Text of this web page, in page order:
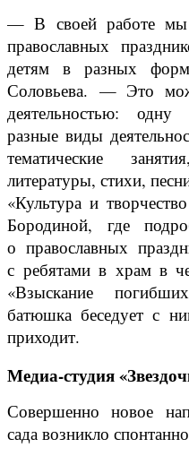
— В своей работе мы
православных
детям в разных
Соловьева. — Это
деятельностью:
разные виды
тематические
литературы, стихи,
«Культура и
Бородиной, где
о православных
с ребятами в храм в
«Взыскание
батюшка беседует с
приходит.
Медиа-студия
Совершенно новое
сада возникло